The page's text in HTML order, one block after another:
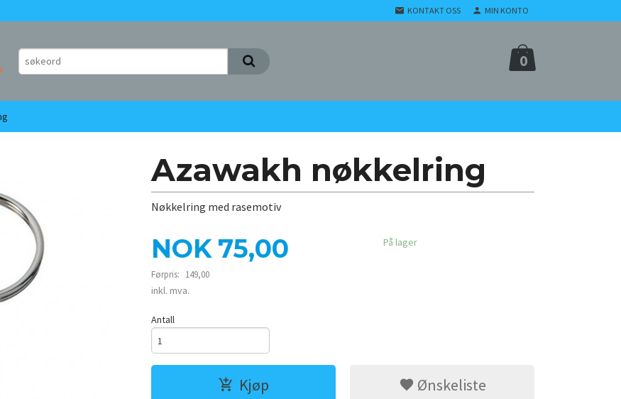
KONTAKT OSS MIN KONTO
0
Azawakh nøkkelring
Nøkkelring med rasemotiv
Tilbud
NOK 75,00
Førpris: 149,00
Rabatt
inkl. mva.
På lager
Antall
Kjøp Ønskeliste